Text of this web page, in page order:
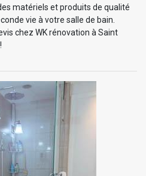
matériels et produits de qualité
vie à votre salle de bain.
chez WK rénovation à Saint